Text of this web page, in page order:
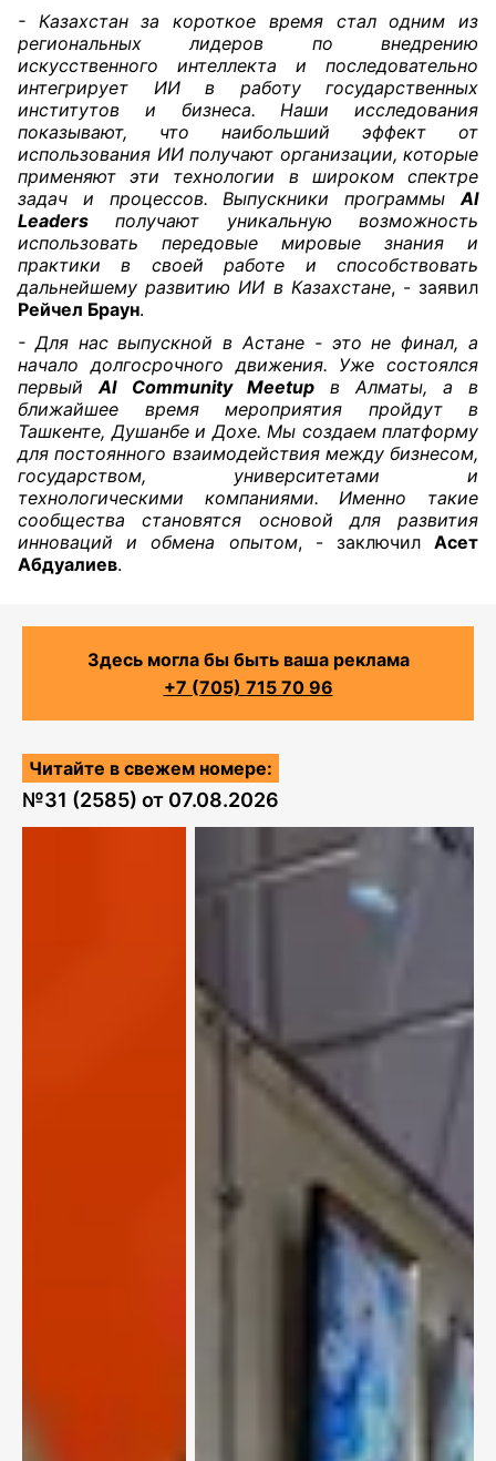
- Казахстан за короткое время стал одним из
региональных лидеров по внедрению
искусственного интеллекта и последовательно
интегрирует ИИ в работу государственных
институтов и бизнеса. Наши исследования
показывают, что наибольший эффект от
использования ИИ получают организации, которые
применяют эти технологии в широком спектре
задач и процессов. Выпускники программыAI
Leaders получают уникальную возможность
использовать передовые мировые знания и
практики в своей работе и способствовать
дальнейшему развитию ИИ в Казахстане, - заявил
Рейчел Браун.
- Для нас выпускной в Астане - это не финал, а
начало долгосрочного движения. Уже состоялся
первыйAI Community Meetup в Алматы, а в
ближайшее время мероприятия пройдут в
Ташкенте, Душанбе и Дохе. Мы создаем платформу
для постоянного взаимодействия между бизнесом,
государством, университетами и
технологическими компаниями. Именно такие
сообщества становятся основой для развития
инноваций и обмена опытом, - заключил Асет
Абдуалиев.
Здесь могла бы быть ваша реклама
+7 (705) 715 70 96
Читайте в свежем номере:
№31 (2585) от 07.08.2026